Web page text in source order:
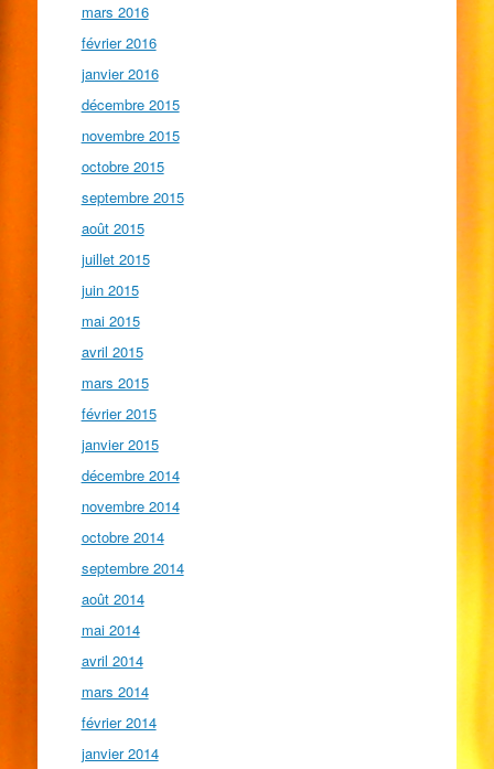
mars 2016
février 2016
janvier 2016
décembre 2015
novembre 2015
octobre 2015
septembre 2015
août 2015
juillet 2015
juin 2015
mai 2015
avril 2015
mars 2015
février 2015
janvier 2015
décembre 2014
novembre 2014
octobre 2014
septembre 2014
août 2014
mai 2014
avril 2014
mars 2014
février 2014
janvier 2014